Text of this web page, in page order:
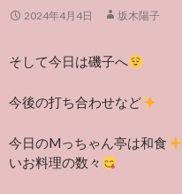
2024年4月4日 坂木陽子
そして今日は磯子へ
今後の打ち合わせなど
今日のMっちゃん亭は和食
いお料理の数々